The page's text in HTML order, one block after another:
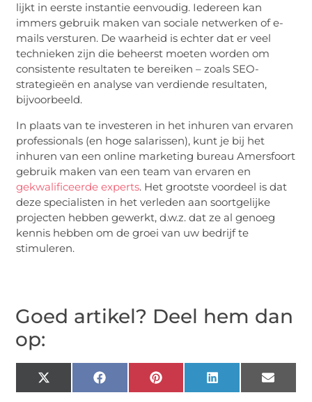
lijkt in eerste instantie eenvoudig. Iedereen kan
immers gebruik maken van sociale netwerken of e-
mails versturen. De waarheid is echter dat er veel
technieken zijn die beheerst moeten worden om
consistente resultaten te bereiken – zoals SEO-
strategieën en analyse van verdiende resultaten,
bijvoorbeeld.
In plaats van te investeren in het inhuren van ervaren
professionals (en hoge salarissen), kunt je bij het
inhuren van een online marketing bureau Amersfoort
gebruik maken van een team van ervaren en
gekwalificeerde experts. Het grootste voordeel is dat
deze specialisten in het verleden aan soortgelijke
projecten hebben gewerkt, d.w.z. dat ze al genoeg
kennis hebben om de groei van uw bedrijf te
stimuleren.
Goed artikel? Deel hem dan
op:
X
(Twitter)
FacebookPinterestLinkedIn Email